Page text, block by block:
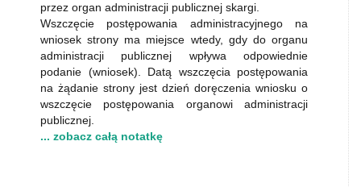
przez organ administracji publicznej skargi.
Wszczęcie postępowania administracyjnego na
wniosek strony ma miejsce wtedy, gdy do organu
administracji publicznej wpływa odpowiednie
podanie (wniosek). Datą wszczęcia postępowania
na żądanie strony jest dzień doręczenia wniosku o
wszczęcie postępowania organowi administracji
publicznej.
... zobacz całą notatkę